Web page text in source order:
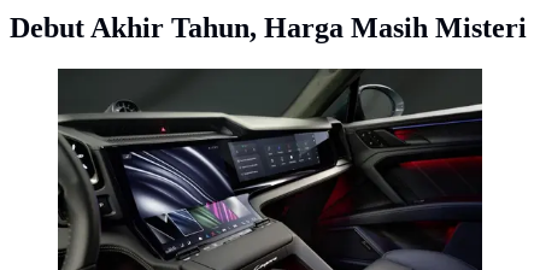
Debut Akhir Tahun, Harga Masih Misteri